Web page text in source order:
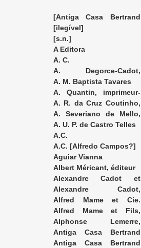
[Antiga Casa Bertrand
Jose Bastos]
[ilegível]
[s.n.]
A Editora
A. C.
A. Degorce-Cadot,
éditeurA. M. Baptista Tavares
A. Quantin, imprimeur-
éditeurA. R. da Cruz Coutinho,
editorA. Severiano de Mello,
editorA. U. P. de Castro Telles
A.C.
A.C. [Alfredo Campos?]
Aguiar Vianna
Albert Méricant, éditeur
Alexandre Cadot et
Degorce, éditeurs
Alexandre Cadot,
éditeurAlfred Mame et Cie.
Imprimeurs-Libraires
Alfred Mame et Fils,
éditeursAlphonse Lemerre,
éditeurAntiga Casa Bertrand
José Bastos
Antiga Casa Bertrand